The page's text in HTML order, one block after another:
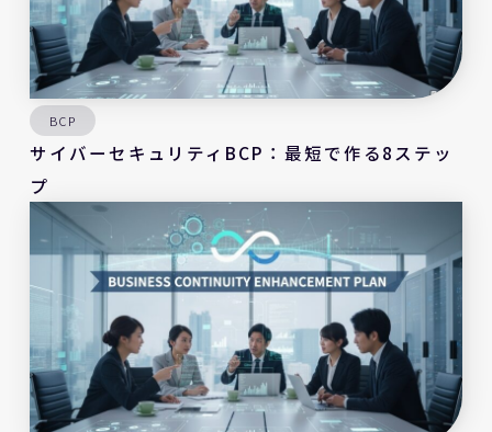
BCP
サイバーセキュリティBCP：最短で作る8ステッ
プ